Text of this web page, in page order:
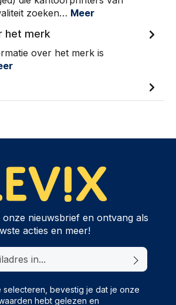
zoeken… Meer
het merk
over het merk is
nieuwsbrief en ontvang als
acties en meer!
bevestig je dat je onze
hebt gelezen en